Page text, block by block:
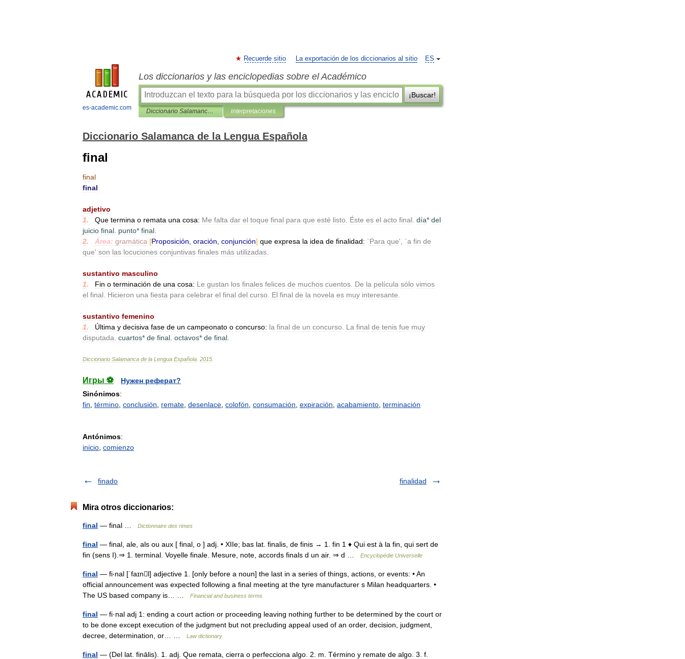
es-academic.com
ES
Recuerde sitio La exportación de los diccionarios al sitio
Los diccionarios y las enciclopedias sobre el Académico
¡Buscar!
Diccionario Salamanca de la Lengua Española interpretaciones
Diccionario Salamanca de la Lengua Española
final
final
final
adjetivo
1. Que termina o remata una cosa: Me falta dar el toque final para que esté listo Éste es el acto final día* del
juicio final punto* final
2. Área: gramática [Proposición oración conjunción] que expresa la idea de finalidad: `Para que', `a fin de
que' son las locuciones conjuntivas finales más utilizadas
sustantivo masculino
1. Fin o terminación de una cosa: Le gustan los finales felices de muchos cuentos De la película sólo vimos
el final Hicieron una fiesta para celebrar el final del curso El final de la novela es muy interesante
sustantivo femenino
1. Última y decisiva fase de un campeonato o concurso: la final de un concurso La final de tenis fue muy
disputada cuartos* de final octavos* de final
Diccionario Salamanca de la Lengua Española 2015
Игры ⚽
Нужен реферат?
Sinónimos:
fin término conclusión remate desenlace colofón consumación expiración acabamiento terminación
Antónimos:
inicio comienzo
finado finalidad
Mira otros diccionarios:
final — final … Dictionnaire des rimes
final — final, ale, als ou aux [ final, o ] adj. • XIIe; bas lat. finalis, de finis → 1. fin 1 ♦ Qui est à la fin, qui sert de
fin (sens I).⇒ 1. terminal. Voyelle finale. Mesure, note, accords finals d un air. ⇒ d …
Encyclopédie Universelle
final — fi‧nal [ˈfaɪnl] adjective 1. [only before a noun] the last in a series of things, actions, or events: • An
official announcement was expected following a final meeting at the tyre manufacturer s Milan headquarters. •
The US based company is… …
Financial and business terms
final — fi·nal adj 1: ending a court action or proceeding leaving nothing further to be determined by the court or
to be done except execution of the judgment but not precluding appeal used of an order, decision, judgment,
decree, determination, or… …
Law dictionary
final — (Del lat. finālis). 1. adj. Que remata, cierra o perfecciona algo. 2. m. Término y remate de algo. 3. f.